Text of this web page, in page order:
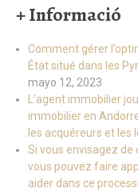
+ Informació
Comment gérer
État situé dans les
mayo 12, 2023
L’agent immobilier
immobilier en
les acquéreurs et les
Si vous envisagez de
vous pouvez faire
aider dans ce